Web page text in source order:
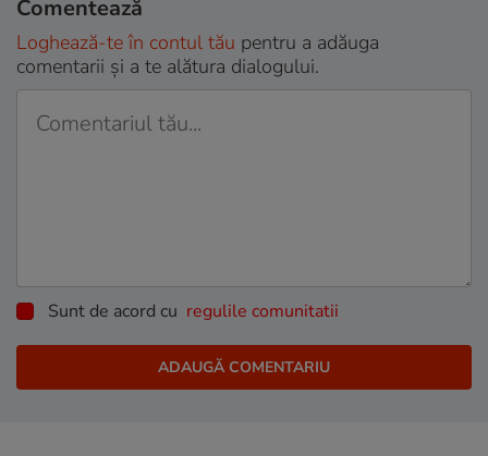
Comentează
Loghează-te în contul tău pentru a adăuga
comentarii și a te alătura dialogului.
Sunt de acord cu regulile comunitatii